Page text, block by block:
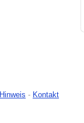
Hinweis - Kontakt